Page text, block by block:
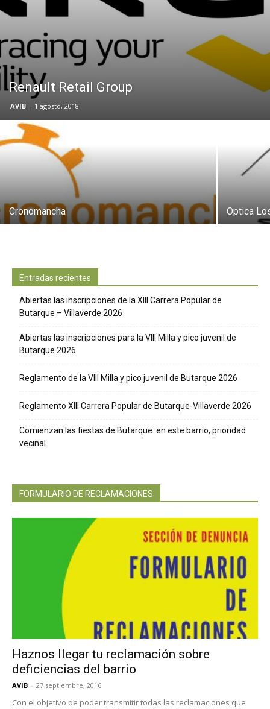
Butarque
Renault Retail Group
AVIB - 1 agosto, 2018
Cronomancha Optica
Entradas recientes
Abiertas las inscripciones de la XIII Carrera Popular de
Butarque – Villaverde 2026
Abiertas las inscripciones para la VIII Milla y pico juvenil de
Butarque 2026
Reglamento de la VIII Milla y pico juvenil de Butarque 2026
Reglamento XIII Carrera Popular de Butarque-Villaverde 2026
Comienzan las fiestas de Butarque: en este barrio, prioridad
vecinal
FORMULARIO DE RECLAMACIONES
Haznos llegar tu reclamación sobre
deficiencias del barrio
AVIB - 27 septiembre, 2016
Con el objetivo de poder transmitir todas las reclamaciones que